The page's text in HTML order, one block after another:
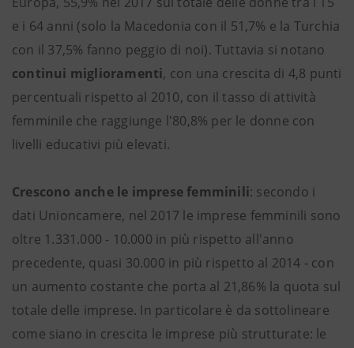
e i 64 anni (solo la Macedonia con il 51,7% e la Turchia
con il 37,5% fanno peggio di noi). Tuttavia si notano
continui miglioramenti, con una crescita di 4,8 punti
percentuali rispetto al 2010, con il tasso di attività
femminile che raggiunge l'80,8% per le donne con
livelli educativi più elevati.
Crescono anche le imprese femminili: secondo i
dati Unioncamere, nel 2017 le imprese femminili sono
oltre 1.331.000 - 10.000 in più rispetto all'anno
precedente, quasi 30.000 in più rispetto al 2014 - con
un aumento costante che porta al 21,86% la quota sul
totale delle imprese. In particolare è da sottolineare
come siano in crescita le imprese più strutturate: le